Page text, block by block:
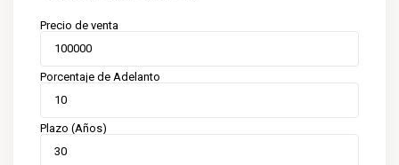
Precio de venta
Porcentaje de Adelanto
Plazo (Años)